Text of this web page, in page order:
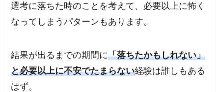
選考に落ちた時のことを考えて、必要以上に怖く
なってしまうパターンもあります。
結果が出るまでの期間に「落ちたかもしれない」
と必要以上に不安でたまらない経験は誰しもある
はず。